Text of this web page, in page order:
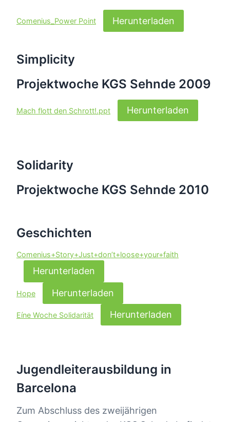
Comenius_Power Point Herunterladen
Simplicity
Projektwoche KGS Sehnde 2009
Mach flott den Schrott!.ppt Herunterladen
Solidarity
Projektwoche KGS Sehnde 2010
Geschichten
Comenius+Story+Just+don’t+loose+your+faith
Herunterladen
Hope Herunterladen
Eíne Woche Solidarität Herunterladen
Jugendleiterausbildung in
Barcelona
Zum Abschluss des zweijährigen